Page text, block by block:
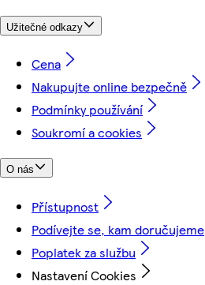
Užitečné odkazy
Cena
Nakupujte online bezpečně
Podmínky používání
Soukromí a cookies
O nás
Přístupnost
Podívejte se, kam doručujeme
Poplatek za službu
Nastavení Cookies